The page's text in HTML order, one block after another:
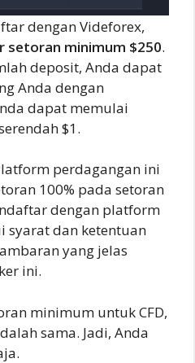
dengan Videforex,
setoran minimum $250.
deposit, Anda dapat
Anda dengan
dapat memulai
$1.
perdagangan ini
100% pada setoran
dengan platform
syarat dan ketentuan
yang jelas
ini.
minimum untuk CFD,
sama. Jadi, Anda